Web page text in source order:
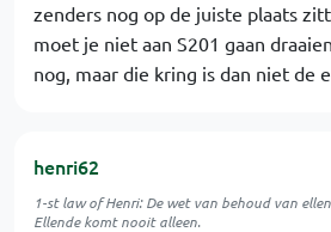
zenders nog op de juiste plaats
moet je niet aan S201 gaan
nog, maar die kring is dan niet de
henri62
1-st law of Henri: De wet van behoud van
Ellende komt nooit alleen.